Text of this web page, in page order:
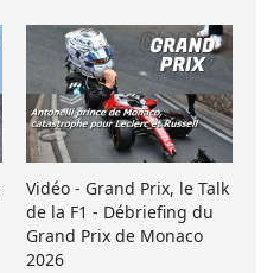
Vidéo - Grand Prix, le Talk
de la F1 - Débriefing du
Grand Prix de Monaco
2026